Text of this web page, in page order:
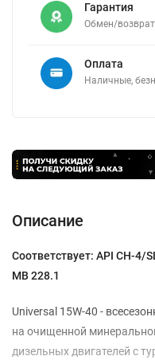
Гарантия
Обмен/возврат
Оплата
Наличные,
Описание
Соответствует: API CH-4/
MB 228.1
Universal 15W-40 -
на очищенной
дизельных двигателей с